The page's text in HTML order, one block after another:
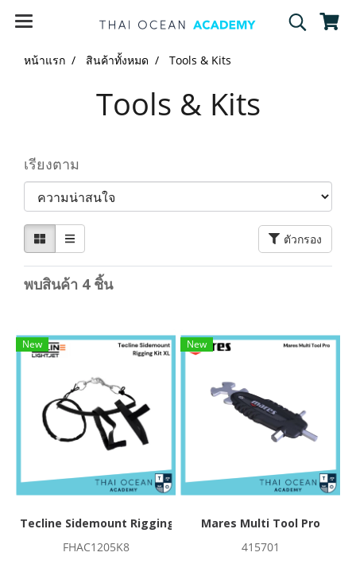
หน้าแรก สินค้าทั้งหมด Tools & Kits
Tools & Kits
เรียงตาม
ตัวกรอง
พบสินค้า 4 ชิ้น
New
Tecline Sidemount Rigging Kit XL
FHAC1205K8
New
Mares Multi Tool Pro
415701